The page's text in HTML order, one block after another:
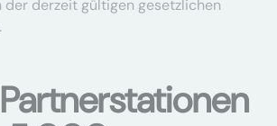
der derzeit gültigen gesetzlichen